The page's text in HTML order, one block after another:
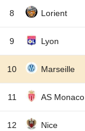
8 Lorient
9 Lyon
10 Marseille
11 AS Monaco
12 Nice